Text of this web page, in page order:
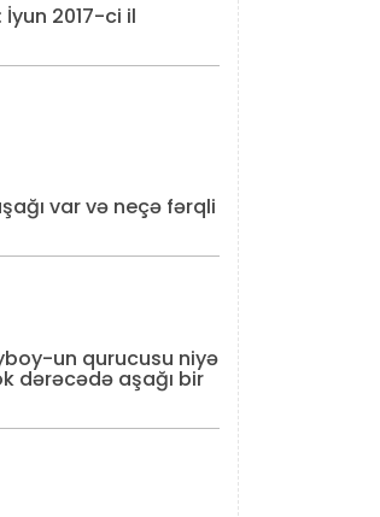
2017-ci il
var və neçə fərqli
un qurucusu niyə
dərəcədə aşağı bir